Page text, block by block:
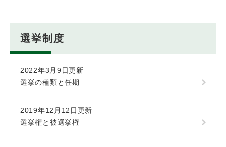
選挙制度
2022年3月9日更新
選挙の種類と任期
2019年12月12日更新
選挙権と被選挙権